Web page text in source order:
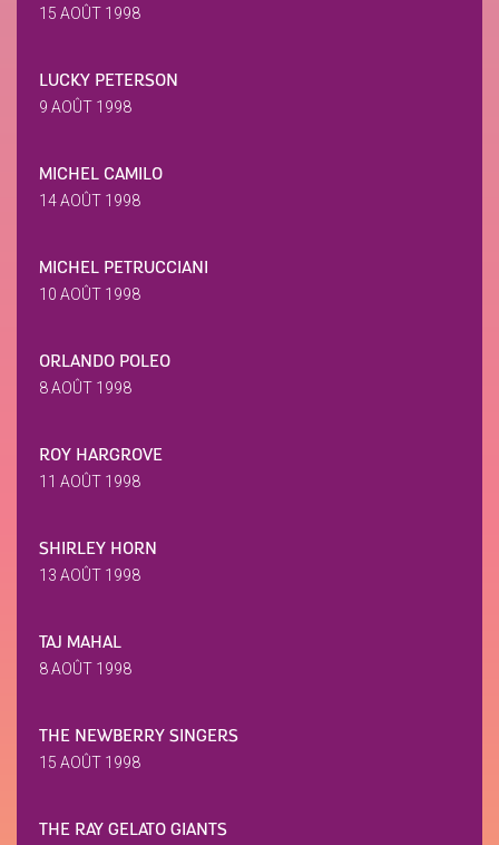
15 AOÛT 1998
LUCKY PETERSON
9 AOÛT 1998
MICHEL CAMILO
14 AOÛT 1998
MICHEL PETRUCCIANI
10 AOÛT 1998
ORLANDO POLEO
8 AOÛT 1998
ROY HARGROVE
11 AOÛT 1998
SHIRLEY HORN
13 AOÛT 1998
TAJ MAHAL
8 AOÛT 1998
THE NEWBERRY SINGERS
15 AOÛT 1998
THE RAY GELATO GIANTS